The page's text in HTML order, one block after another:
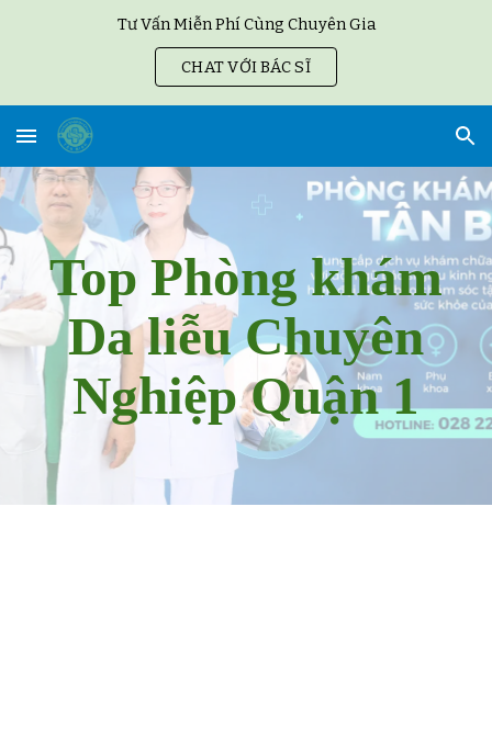
Tư Vấn Miễn Phí Cùng Chuyên Gia
CHAT VỚI BÁC SĨ
Top Phòng khám
Da liễu Chuyên
Nghiệp Quận 1